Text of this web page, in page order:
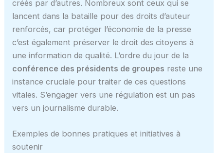
créés par d’autres. Nombreux sont ceux qui se
lancent dans la bataille pour des droits d’auteur
renforcés, car protéger l’économie de la presse
c’est également préserver le droit des citoyens à
une information de qualité. L’ordre du jour de la
conférence des présidents de groupes reste une
instance cruciale pour traiter de ces questions
vitales. S’engager vers une régulation est un pas
vers un journalisme durable.
Exemples de bonnes pratiques et initiatives à
soutenir